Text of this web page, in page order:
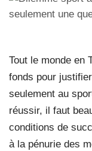
Tout le monde en
fonds pour
seulement au
réussir, il faut
conditions de
à la pénurie des